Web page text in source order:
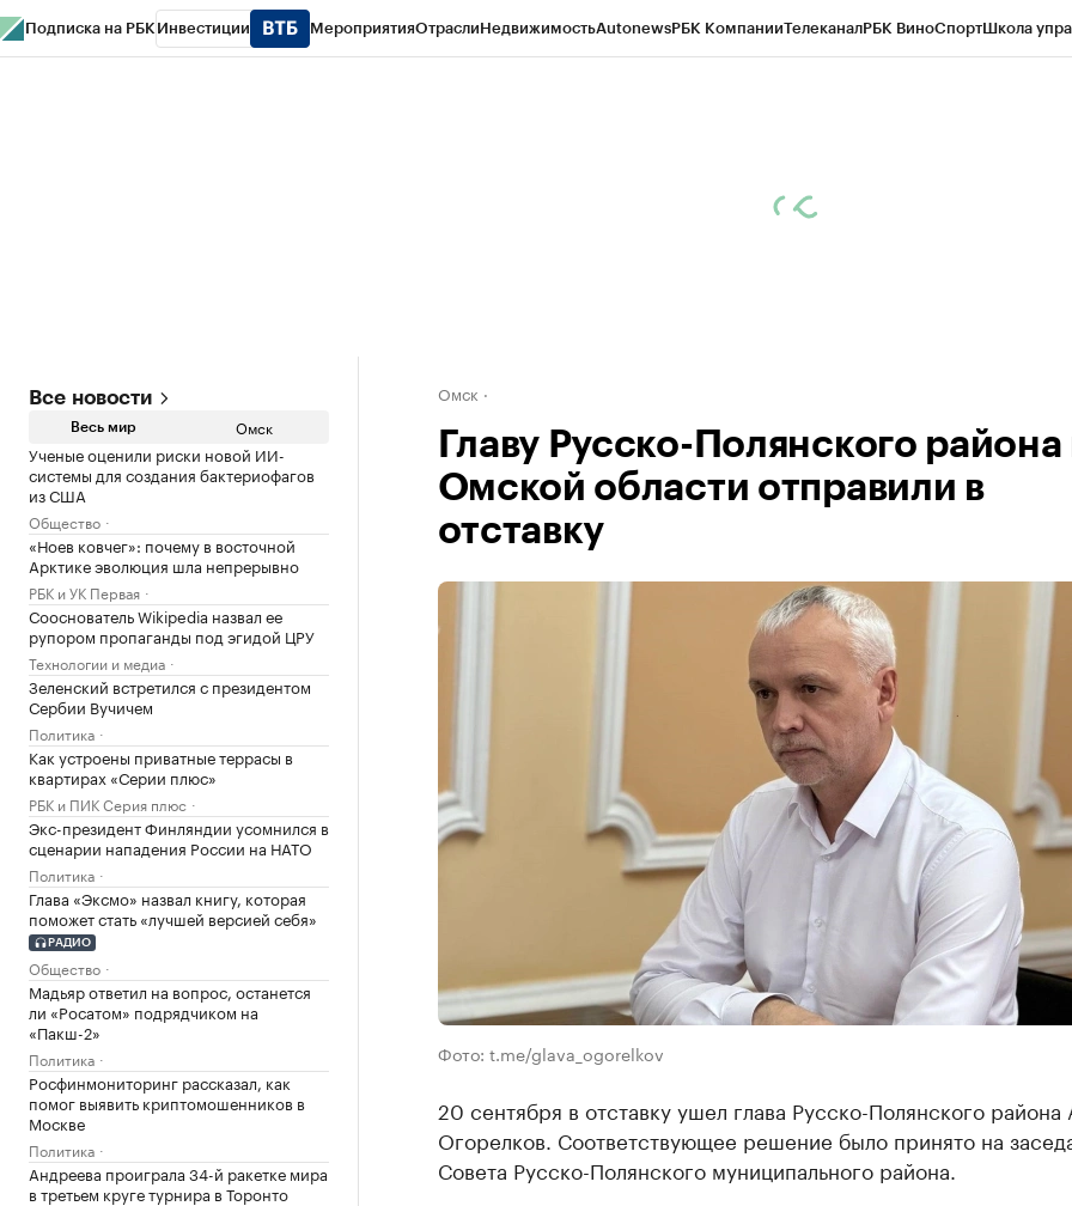
Подписка на РБК Инвестиции МероприятияОтраслиНедвижимостьAutonewsРБК КомпанииТелеканалРБК ВиноСпортШкола
Все новости
Весь мир Омск
Ученые оценили риски новой ИИ-
системы для создания бактериофагов
из США
Общество
«Ноев ковчег»: почему в восточной
Арктике эволюция шла непрерывно
РБК и УК Первая
Сооснователь Wikipedia назвал ее
рупором пропаганды под эгидой ЦРУ
Технологии и медиа
Зеленский встретился с президентом
Сербии Вучичем
Политика
Как устроены приватные террасы в
квартирах «Серии плюс»
РБК и ПИК Серия плюс
Экс-президент Финляндии усомнился в
сценарии нападения России на НАТО
Политика
Глава «Эксмо» назвал книгу, которая
поможет стать «лучшей версией себя»
РАДИО
Общество
Мадьяр ответил на вопрос, останется
ли «Росатом» подрядчиком на
«Пакш-2»
Политика
Росфинмониторинг рассказал, как
помог выявить криптомошенников в
Москве
Политика
Андреева проиграла 34-й ракетке мира
в третьем круге турнира в Торонто
Омск
Главу Русско-Полянского района
Омской области отправили в
отставку
Фото: t.me/glava_ogorelkov
20 сентября в отставку ушел глава Русско-Полянского района
Огорелков. Соответствующее решение было принято на
Совета Русско-Полянского муниципального района.